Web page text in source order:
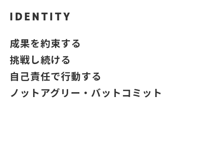
IDENTITY
成果を約束する
挑戦し続ける
自己責任で行動する
ノットアグリー・バットコミット